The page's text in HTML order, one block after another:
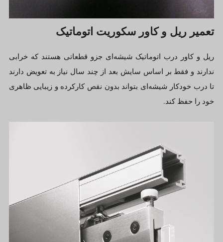
تعمیر ریل و کاور سکوریت اتوماتیک
ریل و کاور درب اتوماتیک شیشه‌ای جزو قطعاتی هستند که خرابی
ندارند و فقط بر اساس سایش بعد از چند سال نیاز به تعویض دارند
تا درب خودکار شیشه‌ای بتواند بدون نقص کارکرده و زیبایی ظاهری
خود را حفظ کند.